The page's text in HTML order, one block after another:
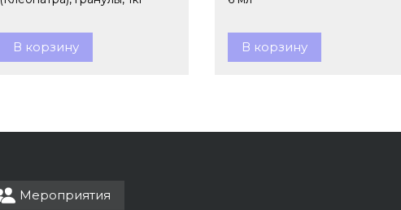
В корзину В корзину
Мероприятия